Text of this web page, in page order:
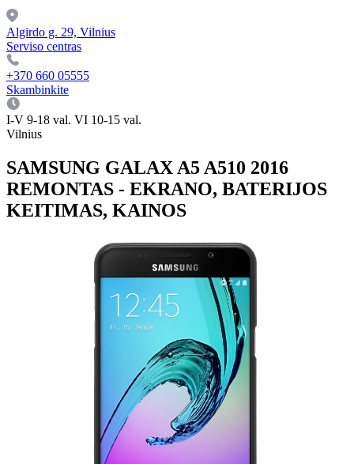
Algirdo g. 29, Vilnius
Serviso centras
+370 660 05555
Skambinkite
I-V 9-18 val. VI 10-15 val.
Vilnius
SAMSUNG GALAX A5 A510 2016
REMONTAS - EKRANO, BATERIJOS
KEITIMAS, KAINOS